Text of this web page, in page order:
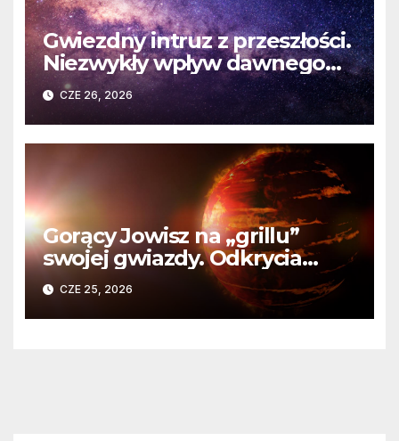
Gwiezdny intruz z przeszłości.
Niezwykły wpływ dawnego
spotkania na komety Układu
Słonecznego
CZE 26, 2026
Gorący Jowisz na „grillu”
swojej gwiazdy. Odkrycia
Teleskopu Webba o HD
80606 b
CZE 25, 2026